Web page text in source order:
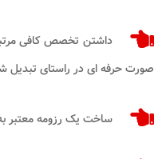
داشتن تخصص کافی
صورت حرفه ای در راستای
ساخت یک رزومه معتبر